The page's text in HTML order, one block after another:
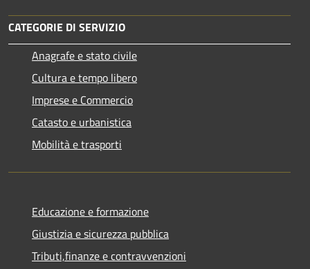
CATEGORIE DI SERVIZIO
Anagrafe e stato civile
Cultura e tempo libero
Imprese e Commercio
Catasto e urbanistica
Mobilità e trasporti
Educazione e formazione
Giustizia e sicurezza pubblica
Tributi,finanze e contravvenzioni